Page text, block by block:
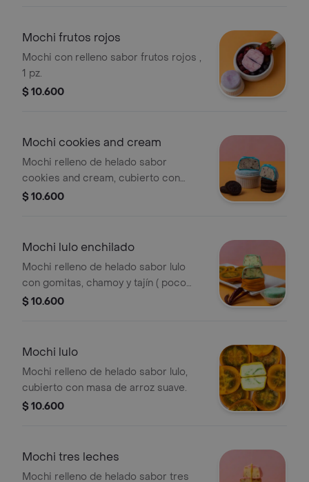
Mochi frutos rojos
Mochi con relleno sabor frutos rojos ,
1 pz.
$ 10.600
Mochi cookies and cream
Mochi relleno de helado sabor
cookies and cream, cubierto con
masa de arroz. Incluye 1 pieza.
$ 10.600
Mochi lulo enchilado
Mochi relleno de helado sabor lulo
con gomitas, chamoy y tajín ( poco
picoso) 1 pz.
$ 10.600
Mochi lulo
Mochi relleno de helado sabor lulo,
cubierto con masa de arroz suave.
$ 10.600
Mochi tres leches
Mochi relleno de helado sabor tres